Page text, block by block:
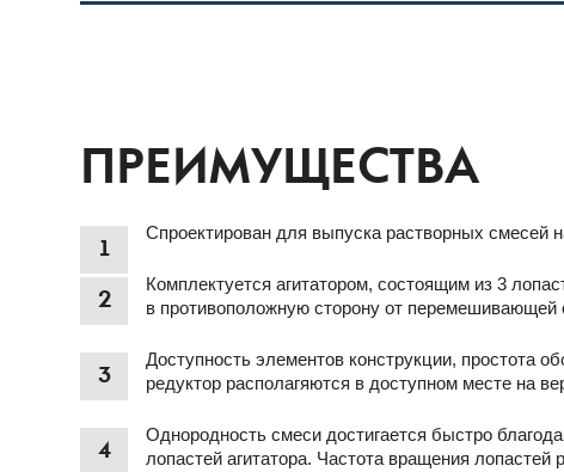
ПРЕИМУЩЕСТВА
1
Спроектирован для выпуска растворных смесей
2
Комплектуется агитатором, состоящим из 3
в противоположную сторону от перемешивающей
3
Доступность элементов конструкции, простота
редуктор располагяются в доступном месте на
4
Однородность смеси достигается быстро
лопастей агитатора. Частота вращения лопастей